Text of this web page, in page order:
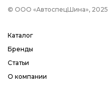
© ООО «АвтоспецШина», 2025
Каталог
Бренды
Статьи
О компании